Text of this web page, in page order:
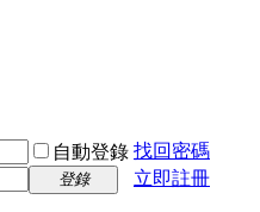
自動登錄 找回密碼
登錄
立即註冊